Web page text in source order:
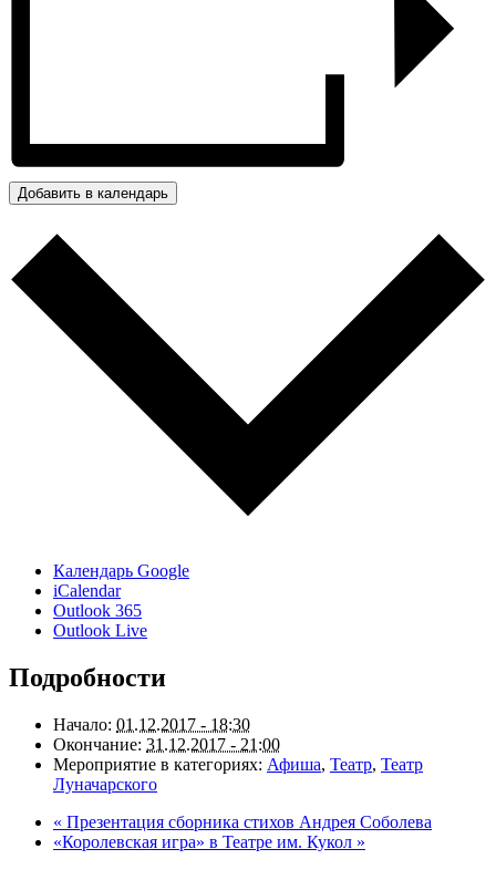
Добавить в календарь
Календарь Google
iCalendar
Outlook 365
Outlook Live
Подробности
Начало: 01.12.2017 - 18:30
Окончание: 31.12.2017 - 21:00
Мероприятие в категориях: Афиша, Театр, Театр
Луначарского
« Презентация сборника стихов Андрея Соболева
«Королевская игра» в Театре им. Кукол »